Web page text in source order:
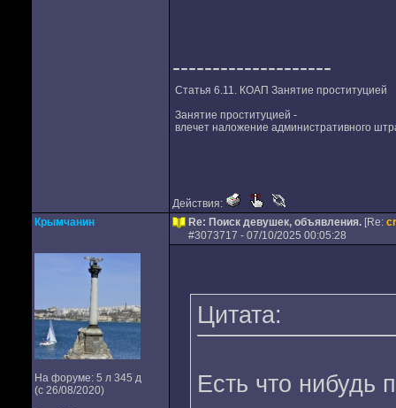
--------------------
Статья 6.11. КОАП Занятие проституцией
Занятие проституцией -
влечет наложение административного
Действия:
Крымчанин
На форуме: 5 л 345 д
(с 26/08/2020)
Re: Поиск девушек, объявления. [Re:
#3073717 - 07/10/2025 00:05:28
Цитата:
Есть что нибудь